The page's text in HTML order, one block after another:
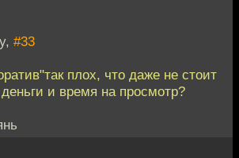
#33
плох, что даже не стоит
и время на просмотр?